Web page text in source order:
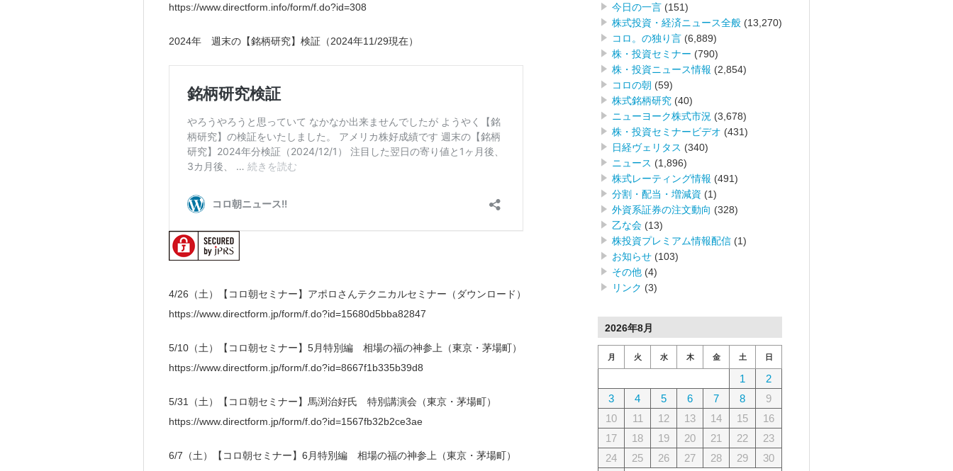
https://www.directform.info/form/f.do?id=308
2024年 週末の【銘柄研究】検証（2024年11/29現在）
4/26（土）【コロ朝セミナー】アポロさんテクニカルセミナー（ダウンロード）
https://www.directform.jp/form/f.do?id=15680d5bba82847
5/10（土）【コロ朝セミナー】5月特別編 相場の福の神参上（東京・茅場町）
https://www.directform.jp/form/f.do?id=8667f1b335b39d8
5/31（土）【コロ朝セミナー】馬渕治好氏 特別講演会（東京・茅場町）
https://www.directform.jp/form/f.do?id=1567fb32b2ce3ae
6/7（土）【コロ朝セミナー】6月特別編 相場の福の神参上（東京・茅場町）
今日の一言 (151)
株式投資・経済ニュース全般 (13,270)
コロ。の独り言 (6,889)
株・投資セミナー (790)
株・投資ニュース情報 (2,854)
コロの朝 (59)
株式銘柄研究 (40)
ニューヨーク株式市況 (3,678)
株・投資セミナービデオ (431)
日経ヴェリタス (340)
ニュース (1,896)
株式レーティング情報 (491)
分割・配当・増減資 (1)
外資系証券の注文動向 (328)
乙な会 (13)
株投資プレミアム情報配信 (1)
お知らせ (103)
その他 (4)
リンク (3)
2026年8月
月 火 水 木 金 土 日
1
2
3
4 5 6 7 8
9
10
11 12 13 14 15
16
17
18 19 20 21 22
23
24
25 26 27 28 29
30